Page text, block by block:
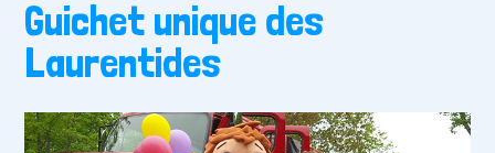
Guichet unique des
Laurentides